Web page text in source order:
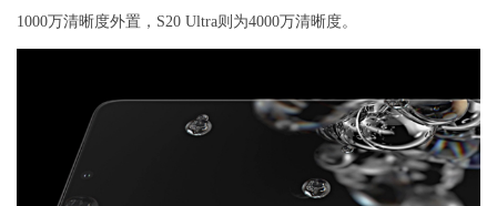
1000万清晰度外置，S20 Ultra则为4000万清晰度。